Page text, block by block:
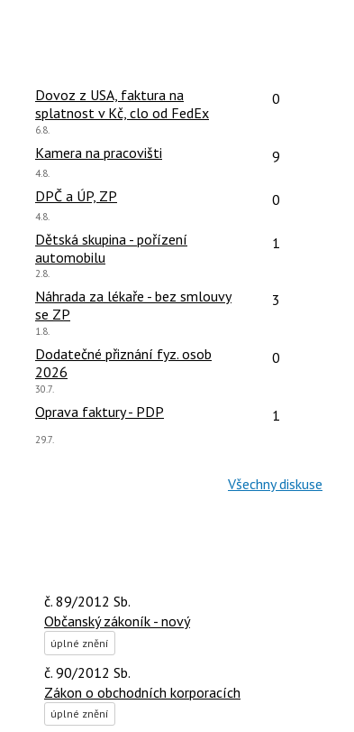
reakcí:
Dovoz z USA, faktura na
splatnost v Kč, clo od FedEx
Počet reakcí:
0
Poslední
6.8.
reakcí:
Kamera na pracovišti Počet reakcí:
9
Poslední
4.8.
reakcí:
DPČ a ÚP, ZP Počet reakcí:
0
Poslední
4.8.
reakcí:
Dětská skupina - pořízení
automobilu
Počet reakcí:
1
Poslední
2.8.
reakcí:
Náhrada za lékaře - bez smlouvy
se ZP
Počet reakcí:
3
Poslední
1.8.
reakcí:
Dodatečné přiznání fyz. osob
2026
Počet reakcí:
0
Poslední
30.7.
reakcí:
Oprava faktury - PDP Počet reakcí:
1
Poslední
29.7.
Všechny diskuse
č. 89/2012 Sb.
Občanský zákoník - nový
úplné znění
č. 90/2012 Sb.
Zákon o obchodních korporacích
úplné znění